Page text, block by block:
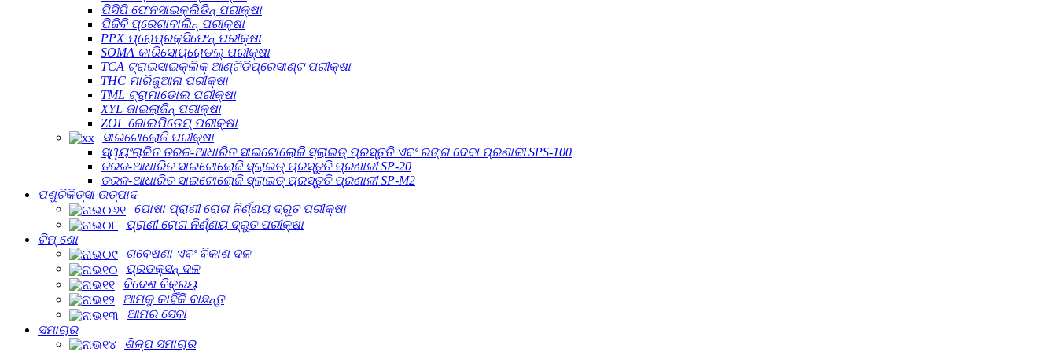
ପିସିପି ଫେନସାଇକ୍ଲିଡିନ୍ ପରୀକ୍ଷା
ପିଜିବି ପ୍ରେଗାବାଲିନ୍ ପରୀକ୍ଷା
PPX ପ୍ରୋପ୍ରକ୍ସିଫେନ୍ ପରୀକ୍ଷା
SOMA କାରିସୋପ୍ରୋଡଲ୍ ପରୀକ୍ଷା
TCA ଟ୍ରାଇସାଇକ୍ଲିକ୍ ଆଣ୍ଟିଡିପ୍ରେସାଣ୍ଟ ପରୀକ୍ଷା
THC ମାରିଜୁଆନା ପରୀକ୍ଷା
TML ଟ୍ରାମାଡୋଲ ପରୀକ୍ଷା
XYL ଜାଇଲାଜିନ୍ ପରୀକ୍ଷା
ZOL ଜୋଲପିଡେମ୍ ପରୀକ୍ଷା
ସାଇଟୋଲୋଜି ପରୀକ୍ଷା
ସ୍ୱୟଂଚାଳିତ ତରଳ-ଆଧାରିତ ସାଇଟୋଲୋଜି ସ୍ଲାଇଡ୍ ପ୍ରସ୍ତୁତି ଏବଂ ରଙ୍ଗ ଦେବା ପ୍ରଣାଳୀ SPS-100
ତରଳ-ଆଧାରିତ ସାଇଟୋଲୋଜି ସ୍ଲାଇଡ୍ ପ୍ରସ୍ତୁତି ପ୍ରଣାଳୀ SP-20
ତରଳ-ଆଧାରିତ ସାଇଟୋଲୋଜି ସ୍ଲାଇଡ୍ ପ୍ରସ୍ତୁତି ପ୍ରଣାଳୀ SP-M2
ପଶୁଚିକିତ୍ସା ଉତ୍ପାଦ
ପୋଷା ପ୍ରାଣୀ ରୋଗ ନିର୍ଣ୍ଣୟ ଦ୍ରୁତ ପରୀକ୍ଷା
ପ୍ରାଣୀ ରୋଗ ନିର୍ଣ୍ଣୟ ଦ୍ରୁତ ପରୀକ୍ଷା
ଟିମ୍ ଶୋ
ଗବେଷଣା ଏବଂ ବିକାଶ ଦଳ
ପ୍ରଡକ୍ସନ୍ ଦଳ
ବିଦେଶ ବିକ୍ରୟ
ଆମକୁ କାହିଁକି ବାଛନ୍ତୁ
ଆମର ସେବା
ସମାଚାର
ଶିଳ୍ପ ସମାଚାର